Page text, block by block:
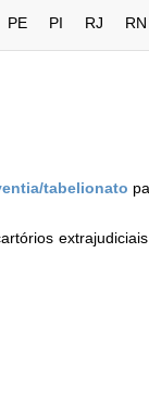
PE PI RJ RN
tabelionato